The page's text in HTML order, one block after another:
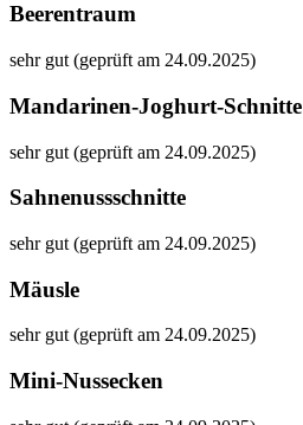
Beerentraum
sehr gut (geprüft am 24.09.2025)
Mandarinen-Joghurt-Schnitte
sehr gut (geprüft am 24.09.2025)
Sahnenussschnitte
sehr gut (geprüft am 24.09.2025)
Mäusle
sehr gut (geprüft am 24.09.2025)
Mini-Nussecken